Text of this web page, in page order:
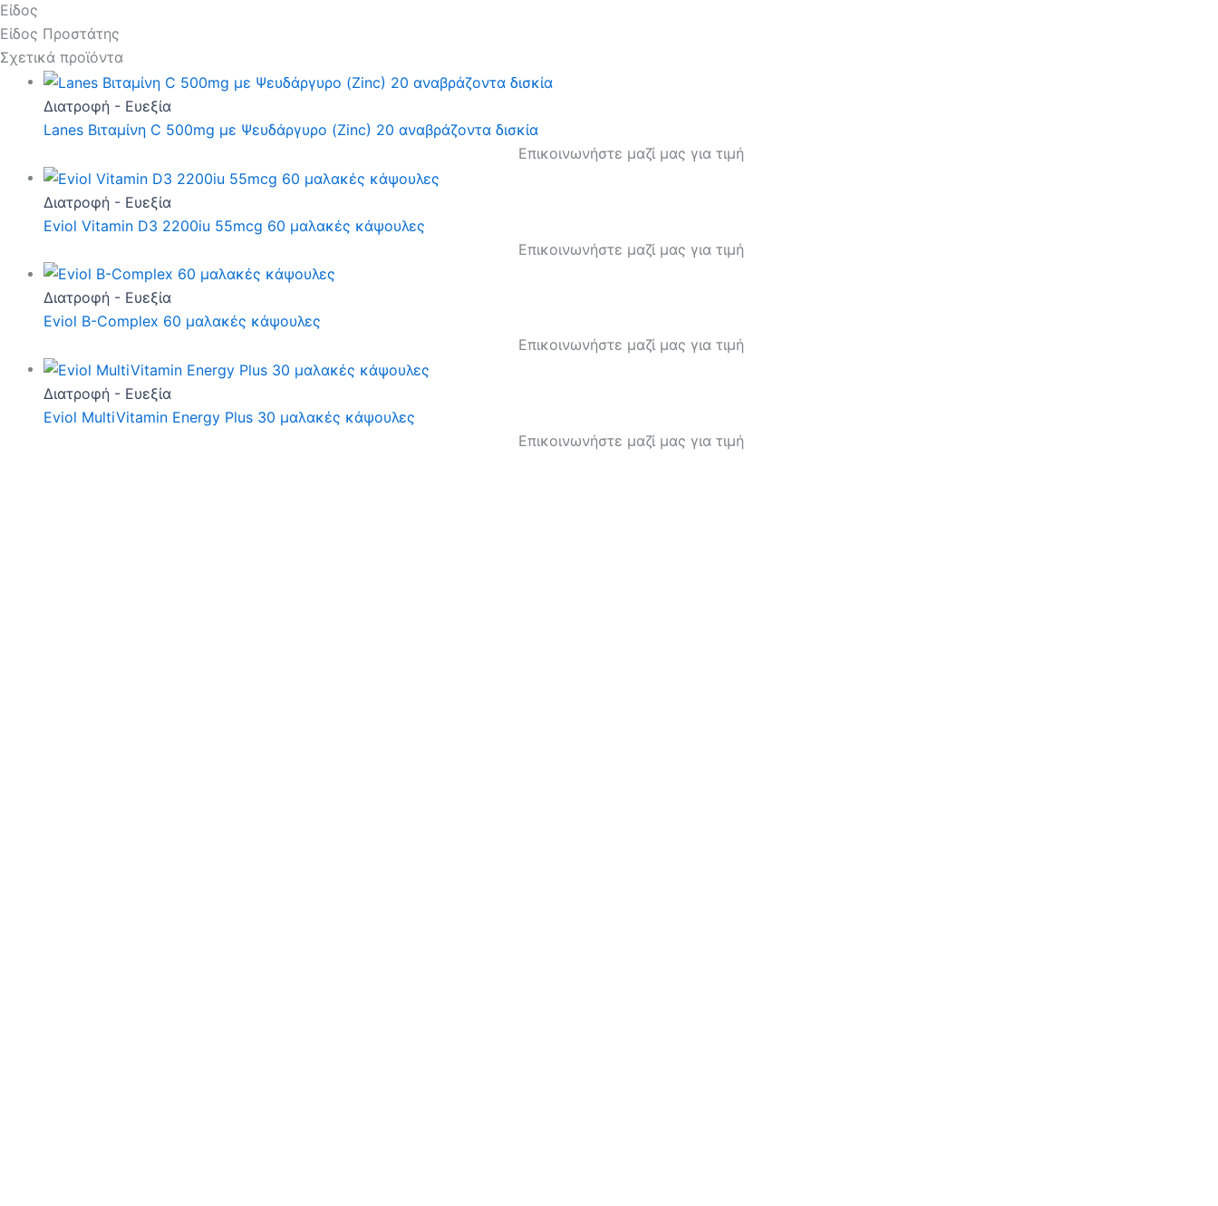
Είδος
Είδος Προστάτης
Σχετικά προϊόντα
Διατροφή - Ευεξία
Lanes Βιταμίνη C 500mg με Ψευδάργυρο (Zinc) 20 αναβράζοντα δισκία
Επικοινωνήστε μαζί μας για τιμή
Διατροφή - Ευεξία
Eviol Vitamin D3 2200iu 55mcg 60 μαλακές κάψουλες
Επικοινωνήστε μαζί μας για τιμή
Διατροφή - Ευεξία
Eviol B-Complex 60 μαλακές κάψουλες
Επικοινωνήστε μαζί μας για τιμή
Διατροφή - Ευεξία
Eviol MultiVitamin Energy Plus 30 μαλακές κάψουλες
Επικοινωνήστε μαζί μας για τιμή